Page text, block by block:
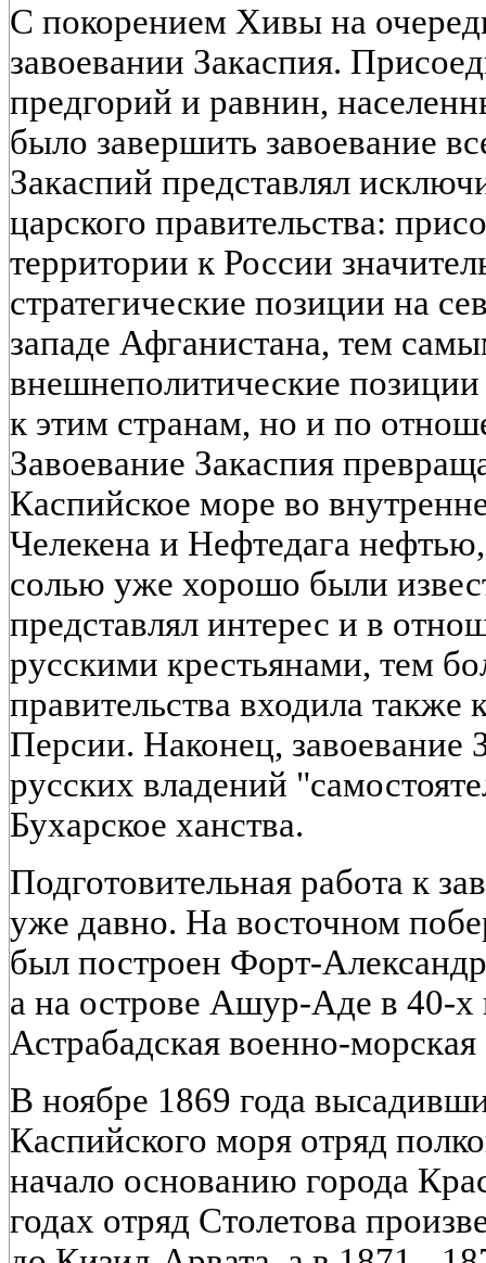
С покорением Хивы на
завоевании Закаспия.
предгорий и равнин,
было завершить завоевание
Закаспий представлял
царского правительства:
территории к России
стратегические позиции на
западе Афганистана, тем
внешнеполитические
к этим странам, но и по
Завоевание Закаспия
Каспийское море во
Челекена и Нефтедага
солью уже хорошо были
представлял интерес и в
русскими крестьянами, тем
правительства входила также
Персии. Наконец, завоевание
русских владений
Бухарское ханства.
Подготовительная работа к
уже давно. На восточном
был построен Форт-
а на острове Ашур-Аде в 40-х
Астрабадская военно-морская
В ноябре 1869 года
Каспийского моря отряд
начало основанию города
годах отряд Столетова